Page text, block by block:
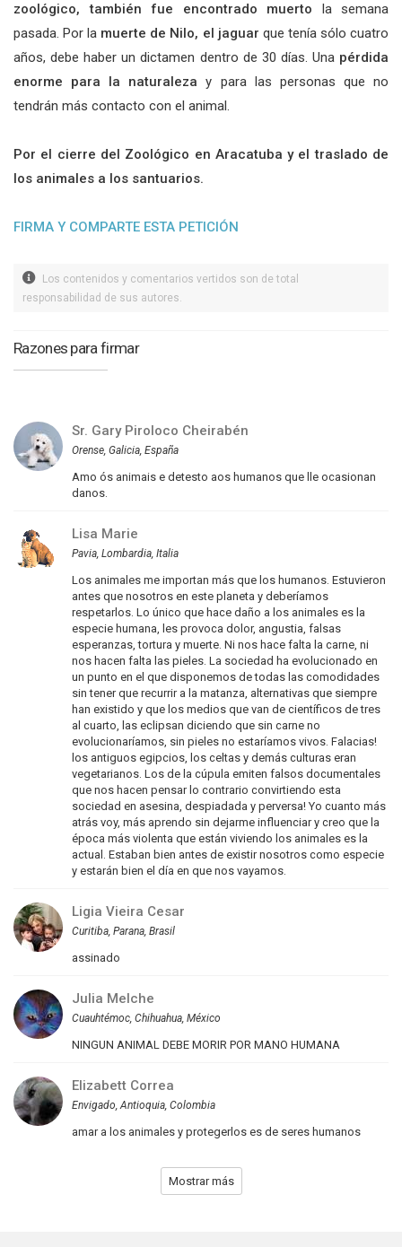
zoológico, también fue encontrado muerto la semana
pasada. Por la muerte de Nilo, el jaguar que tenía sólo cuatro
años, debe haber un dictamen dentro de 30 días. Unapérdida
enorme para la naturaleza y para las personas que no
tendrán más contacto con el animal.
Por el cierre del Zoológico en Aracatuba y el traslado de
los animales a los santuarios.
FIRMA Y COMPARTE ESTA PETICIÓN
Los contenidos y comentarios vertidos son de total
responsabilidad de sus autores.
Razones para firmar
Sr. Gary Piroloco Cheirabén
Orense, Galicia, España
Amo ós animais e detesto aos humanos que lle ocasionan
danos.
Lisa Marie
Pavia, Lombardia, Italia
Los animales me importan más que los humanos. Estuvieron
antes que nosotros en este planeta y deberíamos
respetarlos. Lo único que hace daño a los animales es la
especie humana, les provoca dolor, angustia, falsas
esperanzas, tortura y muerte. Ni nos hace falta la carne, ni
nos hacen falta las pieles. La sociedad ha evolucionado en
un punto en el que disponemos de todas las comodidades
sin tener que recurrir a la matanza, alternativas que siempre
han existido y que los medios que van de científicos de tres
al cuarto, las eclipsan diciendo que sin carne no
evolucionaríamos, sin pieles no estaríamos vivos. Falacias!
los antiguos egipcios, los celtas y demás culturas eran
vegetarianos. Los de la cúpula emiten falsos documentales
que nos hacen pensar lo contrario convirtiendo esta
sociedad en asesina, despiadada y perversa! Yo cuanto más
atrás voy, más aprendo sin dejarme influenciar y creo que la
época más violenta que están viviendo los animales es la
actual. Estaban bien antes de existir nosotros como especie
y estarán bien el día en que nos vayamos.
Ligia Vieira Cesar
Curitiba, Parana, Brasil
assinado
Julia Melche
Cuauhtémoc, Chihuahua, México
NINGUN ANIMAL DEBE MORIR POR MANO HUMANA
Elizabett Correa
Envigado, Antioquia, Colombia
amar a los animales y protegerlos es de seres humanos
Mostrar más